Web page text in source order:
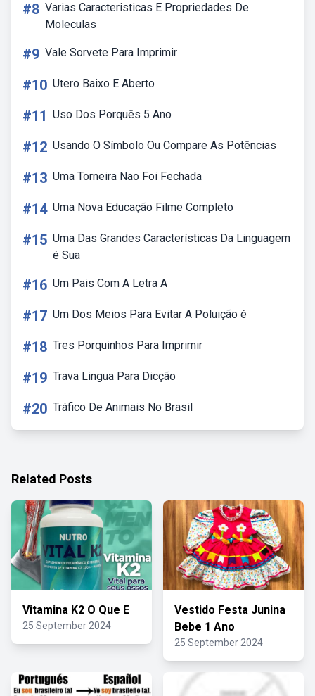
#8 Varias Caracteristicas E Propriedades De
Moleculas
#9 Vale Sorvete Para Imprimir
#10 Utero Baixo E Aberto
#11 Uso Dos Porquês 5 Ano
#12 Usando O Símbolo Ou Compare As Potências
#13 Uma Torneira Nao Foi Fechada
#14 Uma Nova Educação Filme Completo
#15 Uma Das Grandes Características Da Linguagem
é Sua
#16 Um Pais Com A Letra A
#17 Um Dos Meios Para Evitar A Poluição é
#18 Tres Porquinhos Para Imprimir
#19 Trava Lingua Para Dicção
#20 Tráfico De Animais No Brasil
Related Posts
Vitamina K2 O Que E
25 September 2024
Vestido Festa Junina
Bebe 1 Ano
25 September 2024